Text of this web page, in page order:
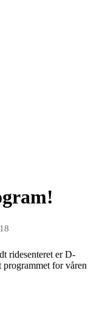
ridesenteret er D-
programmet for våren